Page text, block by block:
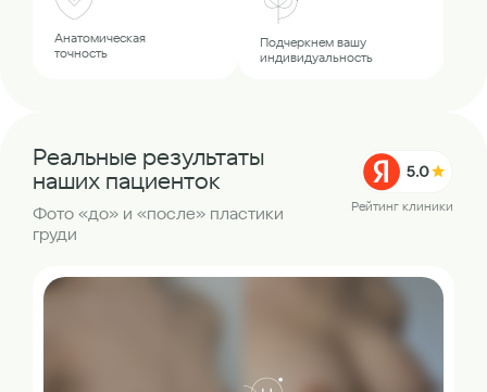
Анатомическая
точность
Подчеркнем вашу
индивидуальность
Реальные результаты
наших пациенток
Фото «до» и «после» пластики
груди
Рейтинг клиники